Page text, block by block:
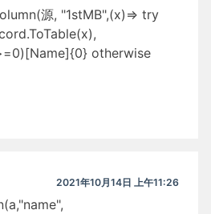
源, "1stMB",(x)=> try
otherwise
2021年10月14日 上午11:26